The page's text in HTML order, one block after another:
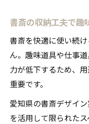
書斎の収納工夫で趣
書斎を快適に使い続
ん。趣味道具や仕事
力が低下するため、
重要です。
愛知県の書斎デザイ
を活用して限られた